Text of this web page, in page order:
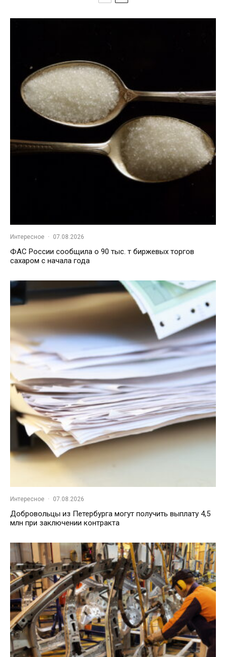
Интересное · 07.08.2026
ФАС России сообщила о 90 тыс. т биржевых торгов
сахаром с начала года
Интересное · 07.08.2026
Добровольцы из Петербурга могут получить выплату 4,5
млн при заключении контракта